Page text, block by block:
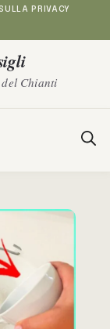
PRIVACY
Chianti